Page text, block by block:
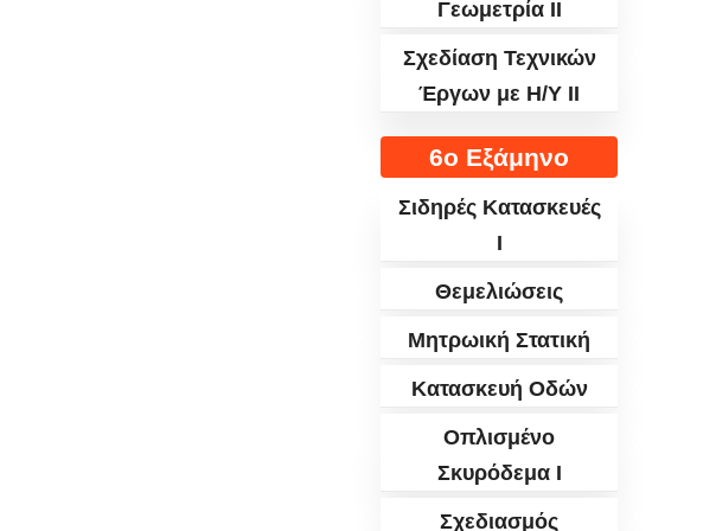
Γεωμετρία ΙΙ
Σχεδίαση Τεχνικών
Έργων με Η/Υ ΙΙ
6ο Εξάμηνο
Σιδηρές Κατασκευές
I
Θεμελιώσεις
Μητρωική Στατική
Κατασκευή Οδών
Οπλισμένο
Σκυρόδεμα Ι
Σχεδιασμός